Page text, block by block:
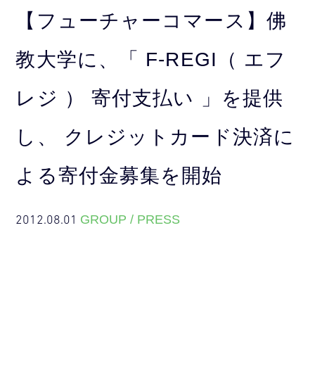
【フューチャーコマース】佛
教大学に、「 F-REGI（ エフ
レジ ） 寄付支払い 」を提供
し、 クレジットカード決済に
よる寄付金募集を開始
2012.08.01 GROUP / PRESS